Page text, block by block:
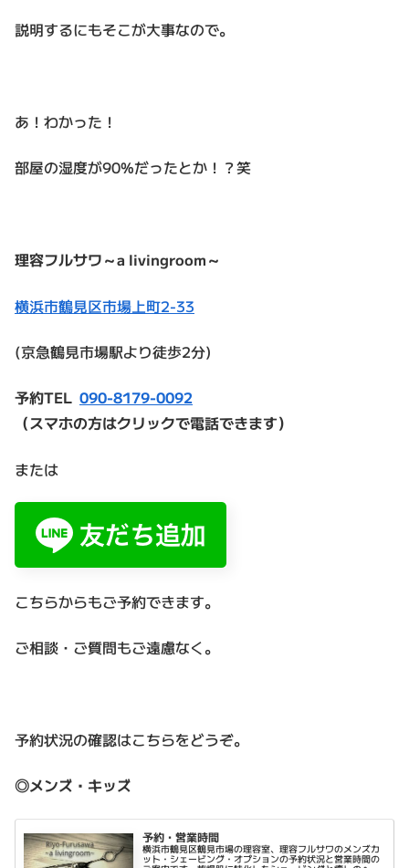
説明するにもそこが大事なので。
あ！わかった！
部屋の湿度が90%だったとか！？笑
理容フルサワ～a livingroom～
横浜市鶴見区市場上町2-33
(京急鶴見市場駅より徒歩2分)
予約TEL 090-8179-0092
（スマホの方はクリックで電話できます）
または
こちらからもご予約できます。
ご相談・ご質問もご遠慮なく。
予約状況の確認はこちらをどうぞ。
◎メンズ・キッズ
予約・営業時間
横浜市鶴見区鶴見市場の理容室、理容フルサワのメンズカ
ット・シェービング・オプションの予約状況と営業時間の